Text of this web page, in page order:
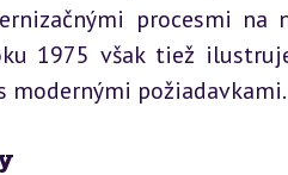
procesmi na
1975 však tiež
modernými požiadavkami.